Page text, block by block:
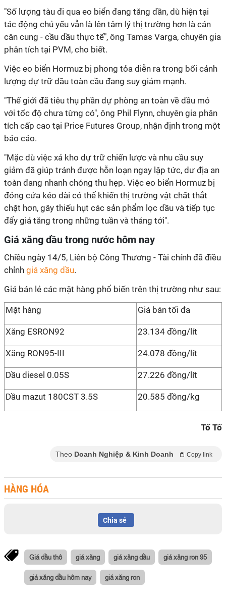
"Số lượng tàu đi qua eo biển đang tăng dần, dù hiện tại
tác động chủ yếu vẫn là lên tâm lý thị trường hơn là cán
cân cung - cầu dầu thực tế", ông Tamas Varga, chuyên gia
phân tích tại PVM, cho biết.
Việc eo biển Hormuz bị phong tỏa diễn ra trong bối cảnh
lượng dự trữ dầu toàn cầu đang suy giảm mạnh.
"Thế giới đã tiêu thụ phần dự phòng an toàn về dầu mỏ
với tốc độ chưa từng có", ông Phil Flynn, chuyên gia phân
tích cấp cao tại Price Futures Group, nhận định trong một
báo cáo.
"Mặc dù việc xả kho dự trữ chiến lược và nhu cầu suy
giảm đã giúp tránh được hỗn loạn ngay lập tức, dư địa an
toàn đang nhanh chóng thu hẹp. Việc eo biển Hormuz bị
đóng cửa kéo dài có thể khiến thị trường vật chất thắt
chặt hơn, gây thiếu hụt các sản phẩm lọc dầu và tiếp tục
đẩy giá tăng trong những tuần và tháng tới".
Giá xăng dầu trong nước hôm nay
Chiều ngày 14/5, Liên bộ Công Thương - Tài chính đã điều
chỉnh giá xăng dầu.
Giá bán lẻ các mặt hàng phổ biến trên thị trường như sau:
Mặt hàng Giá bán tối đa
Xăng ESRON92 23.134 đồng/lít
Xăng RON95-III 24.078 đồng/lít
Dầu diesel 0.05S 27.226 đồng/lít
Dầu mazut 180CST 3.5S 20.585 đồng/kg
Tố Tố
Theo Doanh Nghiệp & Kinh Doanh Copy link
HÀNG HÓA
Chia sẻ
Giá dầu thô giá xăng giá xăng dầu giá xăng ron 95
giá xăng dầu hôm nay giá xăng ron